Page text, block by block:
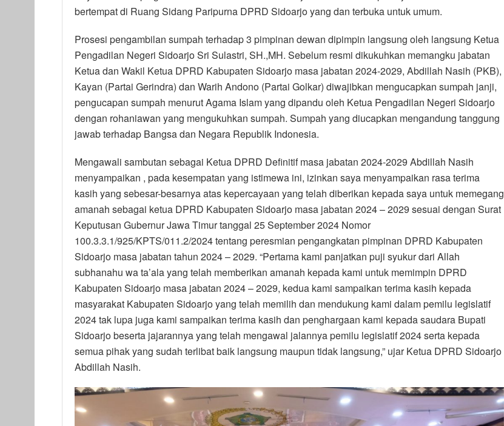
bertempat di Ruang Sidang Paripurna DPRD Sidoarjo yang dan terbuka untuk umum.
Prosesi pengambilan sumpah terhadap 3 pimpinan dewan dipimpin langsung oleh langsung Ketua
Pengadilan Negeri Sidoarjo Sri Sulastri, SH.,MH. Sebelum resmi dikukuhkan memangku jabatan
Ketua dan Wakil Ketua DPRD Kabupaten Sidoarjo masa jabatan 2024-2029, Abdillah Nasih (PKB),
Kayan (Partai Gerindra) dan Warih Andono (Partai Golkar) diwajibkan mengucapkan sumpah janji,
pengucapan sumpah menurut Agama Islam yang dipandu oleh Ketua Pengadilan Negeri Sidoarjo
dengan rohaniawan yang mengukuhkan sumpah. Sumpah yang diucapkan mengandung tanggung
jawab terhadap Bangsa dan Negara Republik Indonesia.
Mengawali sambutan sebagai Ketua DPRD Definitif masa jabatan 2024-2029 Abdillah Nasih
menyampaikan , pada kesempatan yang istimewa ini, izinkan saya menyampaikan rasa terima
kasih yang sebesar-besarnya atas kepercayaan yang telah diberikan kepada saya untuk memegang
amanah sebagai ketua DPRD Kabupaten Sidoarjo masa jabatan 2024 – 2029 sesuai dengan Surat
Keputusan Gubernur Jawa Timur tanggal 25 September 2024 Nomor
100.3.3.1/925/KPTS/011.2/2024 tentang peresmian pengangkatan pimpinan DPRD Kabupaten
Sidoarjo masa jabatan tahun 2024 – 2029. “Pertama kami panjatkan puji syukur dari Allah
subhanahu wa ta’ala yang telah memberikan amanah kepada kami untuk memimpin DPRD
Kabupaten Sidoarjo masa jabatan 2024 – 2029, kedua kami sampaikan terima kasih kepada
masyarakat Kabupaten Sidoarjo yang telah memilih dan mendukung kami dalam pemilu legislatif
2024 tak lupa juga kami sampaikan terima kasih dan penghargaan kami kepada saudara Bupati
Sidoarjo beserta jajarannya yang telah mengawal jalannya pemilu legislatif 2024 serta kepada
semua pihak yang sudah terlibat baik langsung maupun tidak langsung,” ujar Ketua DPRD Sidoarjo
Abdillah Nasih.